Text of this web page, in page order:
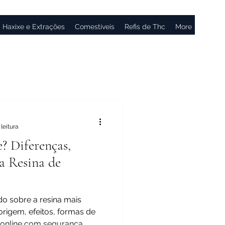
Haxixe e Extrações Comestíveis Refis de Thc More
Diferenças,
Resina de
sobre a resina mais
efeitos, formas de